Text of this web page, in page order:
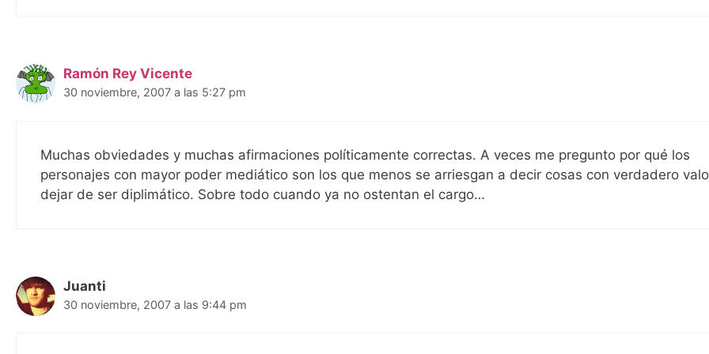
Ramón Rey Vicente
30 noviembre, 2007 a las 5:27 pm
Muchas obviedades y muchas afirmaciones políticamente correctas. A veces me pregunto por qué los
personajes con mayor poder mediático son los que menos se arriesgan a decir cosas con verdadero
dejar de ser diplimático. Sobre todo cuando ya no ostentan el cargo…
Juanti
30 noviembre, 2007 a las 9:44 pm